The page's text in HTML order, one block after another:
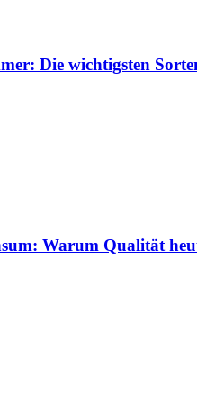
Die wichtigsten
Warum Qualität